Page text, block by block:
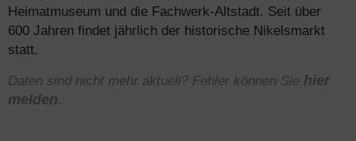
Heimatmuseum und die Fachwerk-Altstadt. Seit über
600 Jahren findet jährlich der historische Nikelsmarkt
statt.
Daten sind nicht mehr aktuell? Fehler können Sie hier
melden.